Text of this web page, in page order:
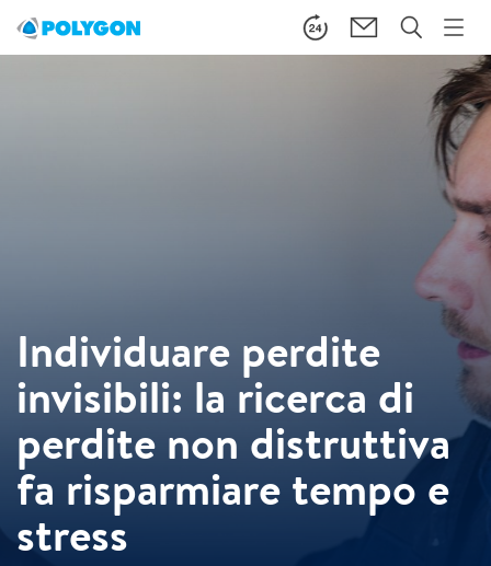
Individuare perdite
invisibili: la ricerca di
perdite non distruttiva
fa risparmiare tempo e
stress